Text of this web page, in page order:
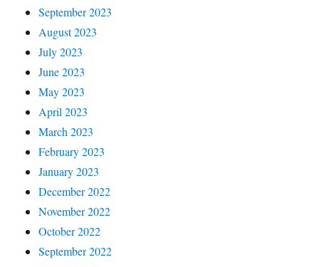
September 2023
August 2023
July 2023
June 2023
May 2023
April 2023
March 2023
February 2023
January 2023
December 2022
November 2022
October 2022
September 2022